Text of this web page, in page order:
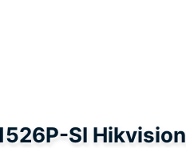
SI Hikvision